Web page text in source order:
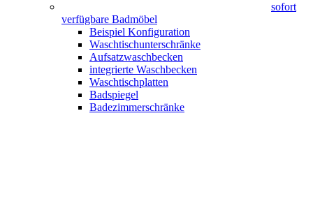
sofort
verfügbare Badmöbel
Beispiel Konfiguration
Waschtischunterschränke
Aufsatzwaschbecken
integrierte Waschbecken
Waschtischplatten
Badspiegel
Badezimmerschränke